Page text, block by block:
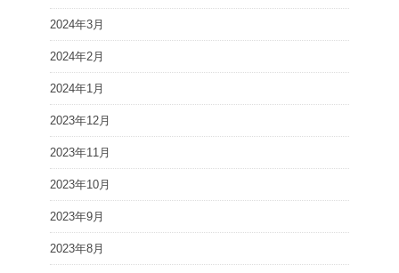
2024年3月
2024年2月
2024年1月
2023年12月
2023年11月
2023年10月
2023年9月
2023年8月